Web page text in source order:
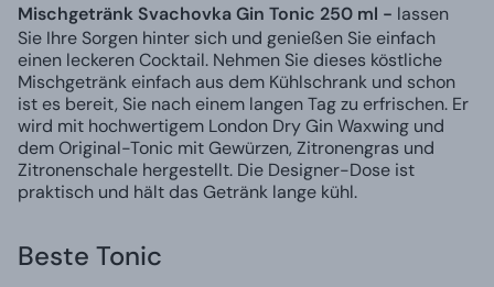
Mischgetränk Svachovka Gin Tonic 250 ml - lassen
Sie Ihre Sorgen hinter sich und genießen Sie einfach
einen leckeren Cocktail. Nehmen Sie dieses köstliche
Mischgetränk einfach aus dem Kühlschrank und schon
ist es bereit, Sie nach einem langen Tag zu erfrischen. Er
wird mit hochwertigem London Dry Gin Waxwing und
dem Original-Tonic mit Gewürzen, Zitronengras und
Zitronenschale hergestellt. Die Designer-Dose ist
praktisch und hält das Getränk lange kühl.
Beste Tonic